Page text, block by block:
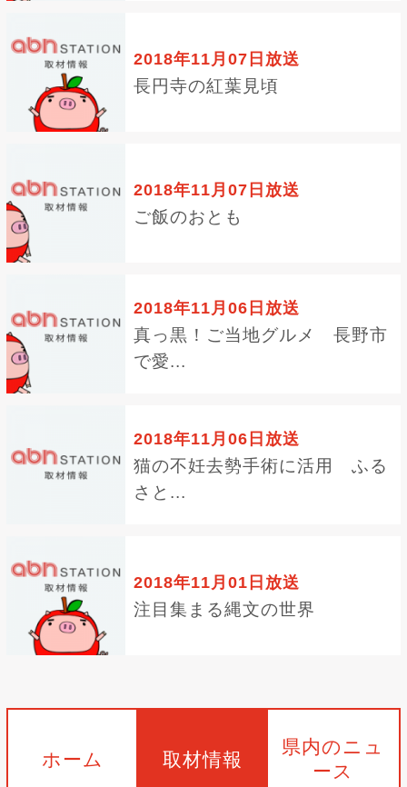
2018年11月07日放送
長円寺の紅葉見頃
2018年11月07日放送
ご飯のおとも
2018年11月06日放送
真っ黒！ご当地グルメ 長野市
で愛...
2018年11月06日放送
猫の不妊去勢手術に活用 ふる
さと...
2018年11月01日放送
注目集まる縄文の世界
ホーム 取材情報
県内のニュ
ース